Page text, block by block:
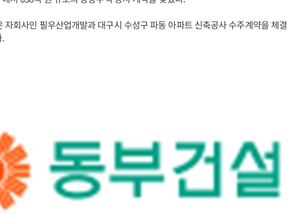
자회사인 필우산업개발과 대구시 수성구 파동 아파트 신축공사 수주계약을 체결